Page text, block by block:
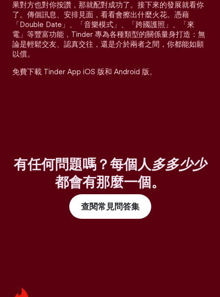
果對方也對你按讚，那就配對成功了。接下來的發展就看你
了。傳個訊息、安排見面，看看會擦出什麼火花。憑藉
「Double Date」、「音樂模式」、「跨國護照」、「來
電」等豐富功能，Tinder 專為各種類型的關係量身打造：無
論是輕鬆交友、認真交往，還是介於兩者之間，你都能如願
以償。
免費下載 Tinder App iOS 版和 Android 版。
有任何問題嗎？每個人多多少少
都會有那麼一個。
查閱常見問答集